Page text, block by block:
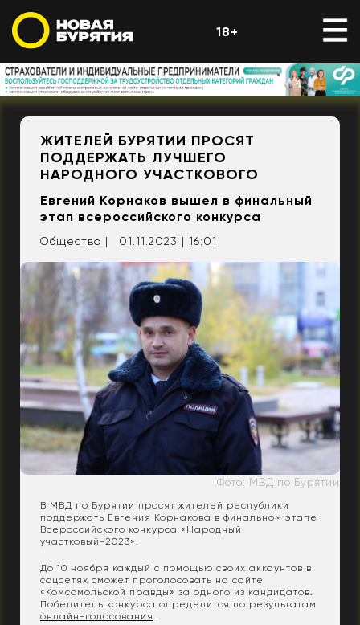
18+
ЖИТЕЛЕЙ БУРЯТИИ ПРОСЯТ
ПОДДЕРЖАТЬ ЛУЧШЕГО
НАРОДНОГО УЧАСТКОВОГО
Евгений Корнаков вышел в финальный
этап всероссийского конкурса
Общество | 01.11.2023 | 16:01
Фото: МВД по Бурятии
В МВД по Бурятии просят жителей республики
поддержать Евгения Корнакова в финальном этапе
Всероссийского конкурса «Народный
участковый-2023».
До 10 ноября каждый с помощью своих аккаунтов в
соцсетях сможет проголосовать на сайте
«Комсомольской правды» за одного из кандидатов.
Победитель конкурса определится по результатам
онлайн-голосования.